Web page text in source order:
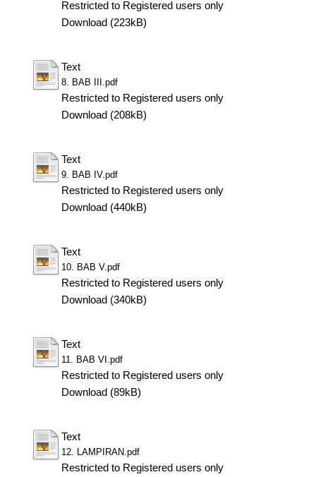
Restricted to Registered users only
Download (223kB)
Text
8. BAB III.pdf
Restricted to Registered users only
Download (208kB)
Text
9. BAB IV.pdf
Restricted to Registered users only
Download (440kB)
Text
10. BAB V.pdf
Restricted to Registered users only
Download (340kB)
Text
11. BAB VI.pdf
Restricted to Registered users only
Download (89kB)
Text
12. LAMPIRAN.pdf
Restricted to Registered users only